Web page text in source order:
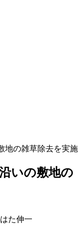
地の雑草除去を実施
いの敷地の
た伸一